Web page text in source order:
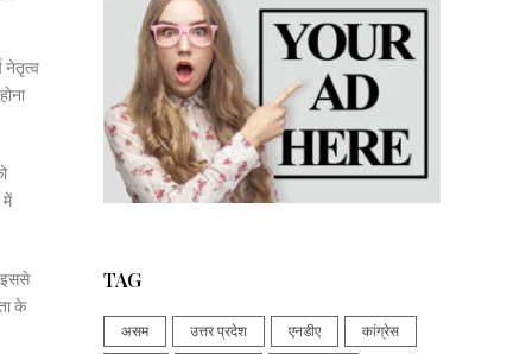
नेतृत्व
में
इससे
के
TAG
असम उत्तर प्रदेश एनडीए कांग्रेस